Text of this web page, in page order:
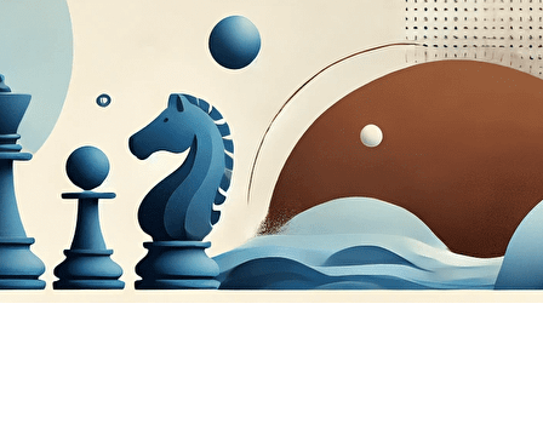
Exporter les lignes sélectionnées
Exporter toutes les colonnes
Exporter uniquement les colonnes affichées
Menu
?>
Images de la page d'accueil
Cliquez pour éditer